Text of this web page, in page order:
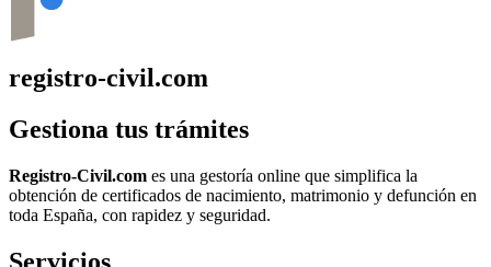
registro-civil.com
Gestiona tus trámites
Registro-Civil.com es una gestoría online que simplifica la
obtención de certificados de nacimiento, matrimonio y defunción en
toda España, con rapidez y seguridad.
Servicios